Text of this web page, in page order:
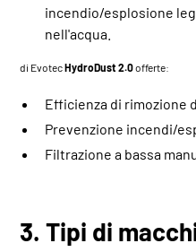
incendio/esplosione
nell'acqua.
di EvotecHydroDust 2.0offerte:
Efficienza di rimozione
Prevenzione incendi/
Filtrazione a bassa
3. Tipi di